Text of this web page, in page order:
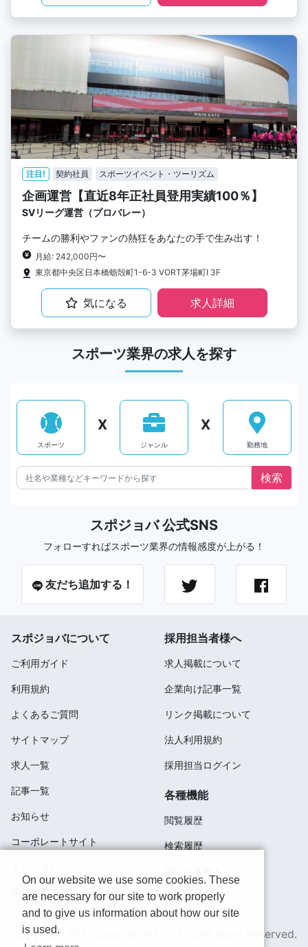
注目! 契約社員 スポーツイベント・ツーリズム
企画運営【直近8年正社員登用実績100％】
SVリーグ運営（プロバレー）
チームの勝利やファンの熱狂をあなたの手で生み出す！
月給: 242,000円〜
東京都中央区日本橋蛎殻町1-6-3 VORT茅場町I 3F
気になる 求人詳細
スポーツ業界の求人を探す
スポーツ
X
ジャンル
X
勤務地
スポジョバ 公式SNS
フォローすればスポーツ業界の情報感度が上がる！
友だち追加する！
スポジョバについて
ご利用ガイド
利用規約
よくあるご質問
サイトマップ
求人一覧
記事一覧
お知らせ
コーポレートサイト
採用情報
採用担当者様へ
求人掲載について
企業向け記事一覧
リンク掲載について
法人利用規約
採用担当ログイン
各種機能
閲覧履歴
検索履歴
応募済み
Copyright 2020 SportsField Co Ltd.All Right Reserved.
On our website we use some cookies. These
are necessary for our site to work properly
and to give us information about how our site
is used.